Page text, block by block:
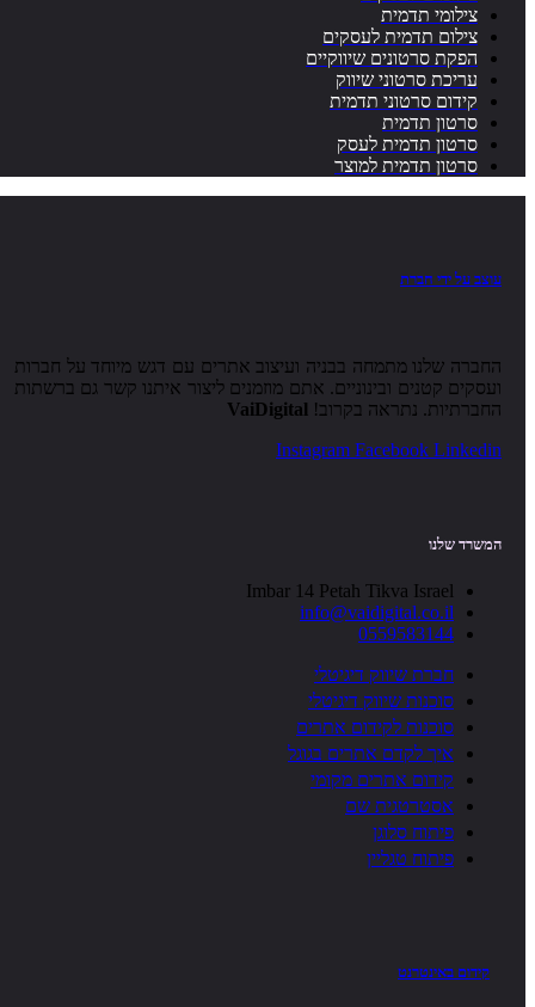
צילומי תדמית
צילום תדמית לעסקים
הפקת סרטונים שיווקיים
עריכת סרטוני שיווק
קידום סרטוני תדמית
סרטון תדמית
סרטון תדמית לעסק
סרטון תדמית למוצר
עוצב על ידי חברת
החברה שלנו מתמחה בבניה ועיצוב אתרים עם דגש מיוחד על חברות
ועסקים קטנים ובינוניים. אתם מוזמנים ליצור איתנו קשר גם ברשתות
החברתיות. נתראה בקרוב!VaiDigital
Instagram Facebook Linkedin
המשרד שלנו
Imbar 14 Petah Tikva Israel
info@vaidigital.co.il
0559583144
חברת שיווק דיגיטלי
סוכנות שיווק דיגיטלי
סוכנות לקידום אתרים
איך לקדם אתרים בגוגל
קידום אתרים מקומי
אסטרטגית שם
פיתוח סלוגן
פיתוח טגליין
קידום באינטרנט